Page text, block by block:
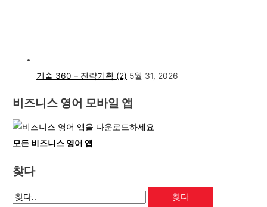
기술 360 – 전략기획 (2) 5월 31, 2026
비즈니스 영어 모바일 앱
모든 비즈니스 영어 앱
찾다